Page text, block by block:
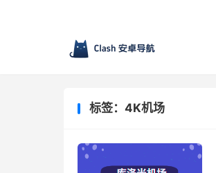
标签：4K机场